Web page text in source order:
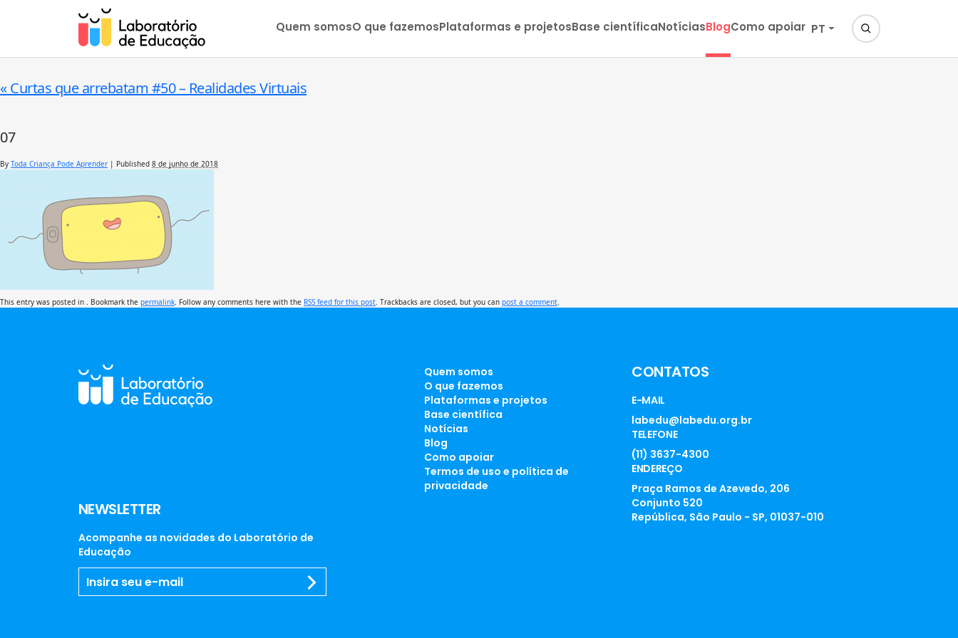
Quem somosO que fazemosPlataformas e projetosBase científicaNotíciasBlogComo apoiar PT
«Curtas que arrebatam #50 – Realidades Virtuais
07
By Toda Criança Pode Aprender | Published 8 de junho de 2018
This entry was posted in . Bookmark the permalink . Follow any comments here with the RSS feed for this post . Trackbacks are closed, but you can post a comment
NEWSLETTER
Acompanhe as novidades do Laboratório de
Educação
Quem somos
O que fazemos
Plataformas e projetos
Base científica
Notícias
Blog
Como apoiar
Termos de uso e política de
privacidade
CONTATOS
E-MAIL
labedu@labedu.org.br
TELEFONE
(11) 3637-4300
ENDEREÇO
Praça Ramos de Azevedo, 206
Conjunto 520
República, São Paulo - SP, 01037-010